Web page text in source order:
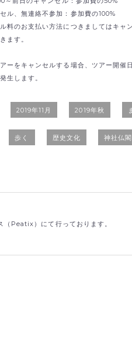
ル、無連絡不参加：参加費の100%
料のお支払い方法につきましてはキャ
ます。
ーをキャンセルする場合、ツアー開催
生します。
2019年11月 2019年秋
歩く 歴史文化 神社仏閣
（Peatix）にて行っております。